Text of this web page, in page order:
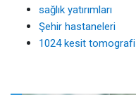
sağlık yatırımları
Şehir hastaneleri
1024 kesit tomografi